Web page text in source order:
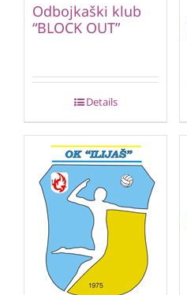
Odbojkaški klub
“BLOCK OUT”
Details